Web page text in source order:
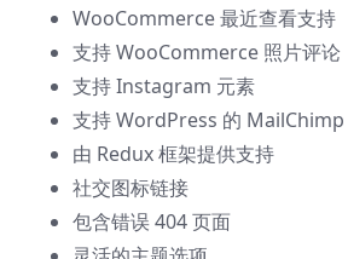
WooCommerce 最近查看支持
支持 WooCommerce 照片评论
支持 Instagram 元素
支持 WordPress 的 MailChimp
由 Redux 框架提供支持
社交图标链接
包含错误 404 页面